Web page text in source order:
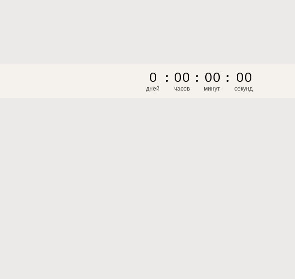
0
дней
: 00
часов
: 00
минут
: 00
секунд